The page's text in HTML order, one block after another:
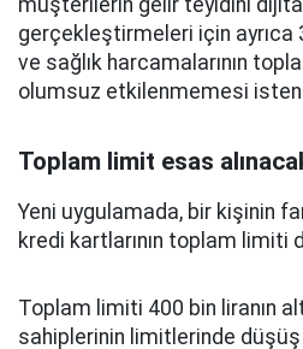
müşterilerin gelir teyidini
gerçekleştirmeleri için ayrıca
ve sağlık harcamalarının
olumsuz etkilenmemesi
Toplam limit esas
Yeni uygulamada, bir kişinin
kredi kartlarının toplam limiti
Toplam limiti 400 bin liranın
sahiplerinin limitlerinde